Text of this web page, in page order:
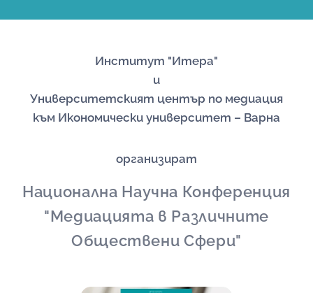
Институт "Итера"
и
Университетският център по медиация
към Икономически университет – Варна
организират
Национална Научна Конференция
"Медиацията в Различните
Обществени Сфери"